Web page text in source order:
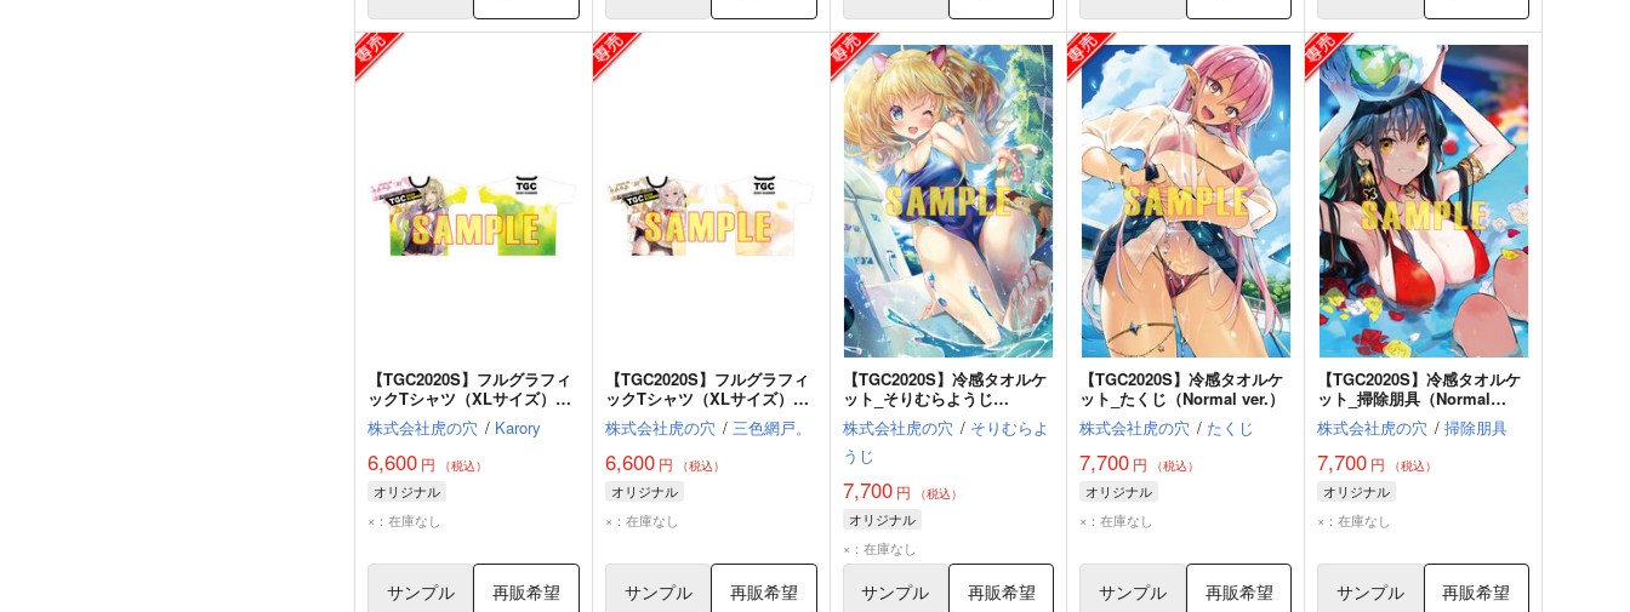
【TGC2020S】フルグラフィ
ックTシャツ（XLサイズ）
_Karory（Normal ver.）
株式会社虎の穴 / Karory
6,600 円 （税込）
オリジナル
×：在庫なし
サンプル 再販希望
【TGC2020S】フルグラフィ
ックTシャツ（XLサイズ）_
三色網戸。（Normal ver.）
株式会社虎の穴 / 三色網戸。
6,600円 （税込）
オリジナル
×：在庫なし
サンプル 再販希望
【TGC2020S】冷感タオルケ
ット_そりむらようじ
（Normal ver.）
株式会社虎の穴 / そりむらよ
うじ
7,700円 （税込）
オリジナル
×：在庫なし
サンプル 再販希望
【TGC2020S】冷感タオルケ
ット_たくじ（Normal ver.）
株式会社虎の穴 / たくじ
7,700 円 （税込）
オリジナル
×：在庫なし
サンプル 再販希望
【TGC2020S】冷感タオルケ
ット_掃除朋具（Normal
ver.）
株式会社虎の穴 / 掃除朋具
7,700 円 （税込）
オリジナル
×：在庫なし
サンプル 再販希望